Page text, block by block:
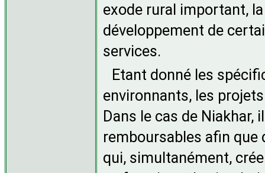
exode rural important,
développement de
services.
Etant donné les
environnants, les
Dans le cas de
remboursables afin
qui, simultanément,